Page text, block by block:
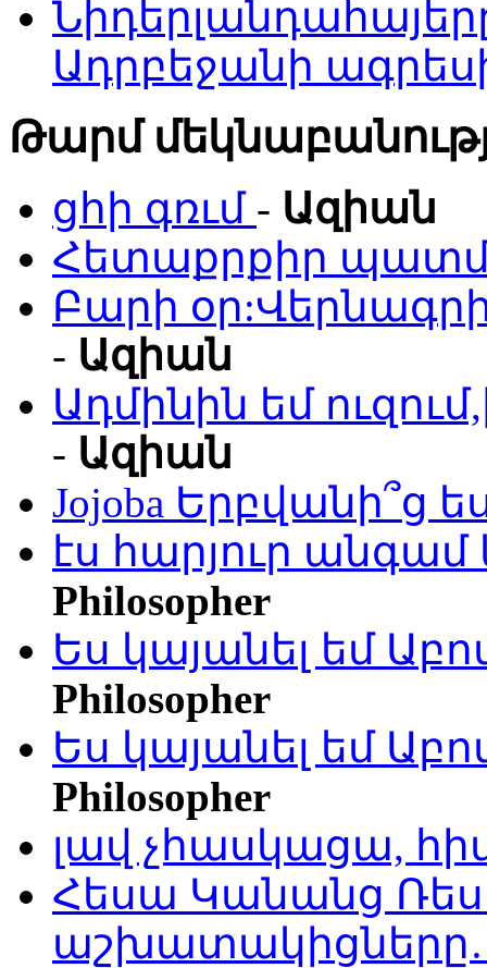
Ադրբեջանի
Թարմ
ցհի գռւմ - Ազիան
Հետաքրքիր
Բարի
- Ազիան
Ադմինին եմ
- Ազիան
Jojoba Երբվանի՞ց
էս հարյուր
Philosopher
Ես կայանել եմ
Philosopher
Ես կայանել եմ
Philosopher
լավ չհասկացա,
Հեսա Կանանց